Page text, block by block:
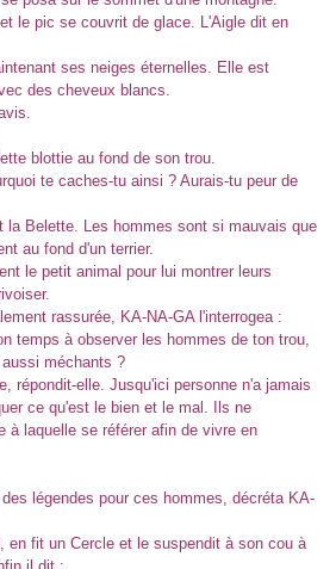
le pic se couvrit de glace. L'Aigle dit en
ses neiges éternelles. Elle est
des cheveux blancs.
blottie au fond de son trou.
te caches-tu ainsi ? Aurais-tu peur de
la Belette. Les hommes sont si mauvais que
au fond d'un terrier.
le petit animal pour lui montrer leurs
rassurée, KA-NA-GA l'interrogea :
temps à observer les hommes de ton trou,
méchants ?
répondit-elle. Jusqu'ici personne n'a jamais
ce qu'est le bien et le mal. Ils ne
à laquelle se référer afin de vivre en
légendes pour ces hommes, décréta KA-
en fit un Cercle et le suspendit à son cou à